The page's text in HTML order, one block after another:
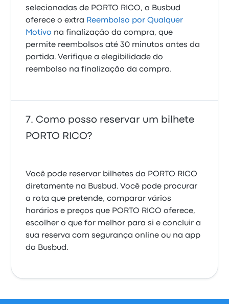
selecionadas de PORTO RICO, a Busbud
oferece o extra Reembolso por Qualquer
Motivo na finalização da compra, que
permite reembolsos até 30 minutos antes da
partida. Verifique a elegibilidade do
reembolso na finalização da compra.
Como posso reservar um bilhete
PORTO RICO?
Você pode reservar bilhetes da PORTO RICO
diretamente na Busbud. Você pode procurar
a rota que pretende, comparar vários
horários e preços que PORTO RICO oferece,
escolher o que for melhor para si e concluir a
sua reserva com segurança online ou na app
da Busbud.